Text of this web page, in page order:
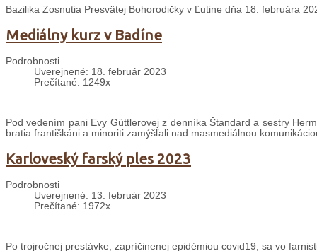
Bazilika Zosnutia Presvätej Bohorodičky v Ľutine dňa 18. februára
Mediálny kurz v Badíne
Podrobnosti
Uverejnené: 18. február 2023
Prečítané: 1249x
Pod vedením pani Evy Güttlerovej z denníka Štandard a sestry
bratia františkáni a minoriti zamýšľali nad masmediálnou
Karloveský farský ples 2023
Podrobnosti
Uverejnené: 13. február 2023
Prečítané: 1972x
Po trojročnej prestávke, zapríčinenej epidémiou covid19, sa vo